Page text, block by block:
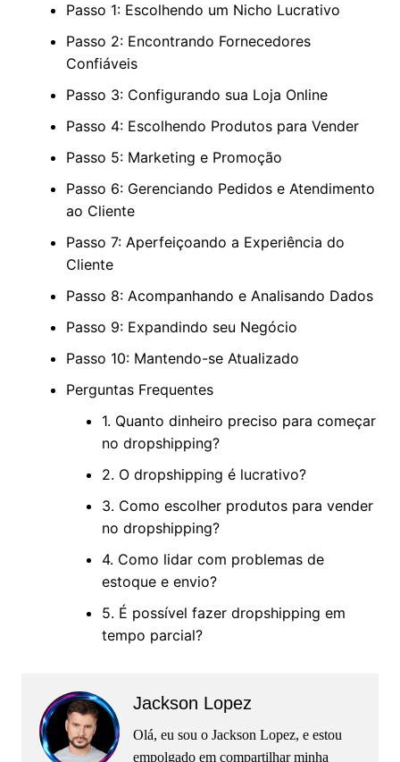
Passo 1: Escolhendo um Nicho Lucrativo
Passo 2: Encontrando Fornecedores
Confiáveis
Passo 3: Configurando sua Loja Online
Passo 4: Escolhendo Produtos para Vender
Passo 5: Marketing e Promoção
Passo 6: Gerenciando Pedidos e Atendimento
ao Cliente
Passo 7: Aperfeiçoando a Experiência do
Cliente
Passo 8: Acompanhando e Analisando Dados
Passo 9: Expandindo seu Negócio
Passo 10: Mantendo-se Atualizado
Perguntas Frequentes
1. Quanto dinheiro preciso para começar
no dropshipping?
2. O dropshipping é lucrativo?
3. Como escolher produtos para vender
no dropshipping?
4. Como lidar com problemas de
estoque e envio?
5. É possível fazer dropshipping em
tempo parcial?
Jackson Lopez
Olá, eu sou o Jackson Lopez, e estou
empolgado em compartilhar minha